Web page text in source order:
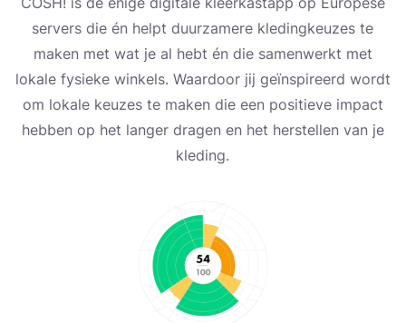
ser­vers die én hel­pt duur­za­me­re kle­din­g­ke­uzes te
maken met wat je al hebt én die samenwer­kt met
loka­le fysi­eke win­kels. Waar­do­or jij geïn­s­pi­re­erd wor­dt
om loka­le keuzes te maken die een posi­ti­eve impact
heb­ben op het lan­ger dra­gen en het her­stel­len van je
kleding.